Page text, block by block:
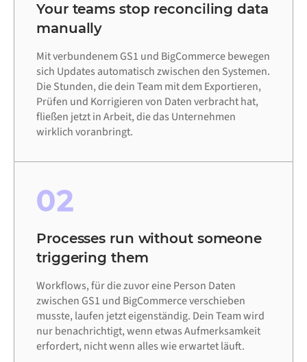
Your teams stop reconciling data
manually
Mit verbundenem GS1 und BigCommerce bewegen
sich Updates automatisch zwischen den Systemen.
Die Stunden, die dein Team mit dem Exportieren,
Prüfen und Korrigieren von Daten verbracht hat,
fließen jetzt in Arbeit, die das Unternehmen
wirklich voranbringt.
02
Processes run without someone
triggering them
Workflows, für die zuvor eine Person Daten
zwischen GS1 und BigCommerce verschieben
musste, laufen jetzt eigenständig. Dein Team wird
nur benachrichtigt, wenn etwas Aufmerksamkeit
erfordert, nicht wenn alles wie erwartet läuft.